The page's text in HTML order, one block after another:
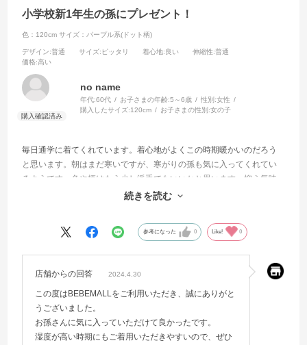
小学校新1年生の孫にプレゼント！
色：120cm サイズ：パープル系(ドット柄)
デザイン:普通 サイズ:ピッタリ 着心地:良い 伸縮性:普通
価格:高い
no name
年代:60代 お子さまの年齢:5～6歳 性別:女性
購入したサイズ:120cm お子さまの性別:女の子
毎日通学に着てくれています。着心地がよくこの時期暖かいのだろう
と思います。朝はまだ寒いですが、寒がりの孫も気に入ってくれてい
るようです。色や柄はもう少し派手でもいいかと思います。抑え気味
の色柄です。紫色に白ドットの柄です。生地はとてもいいようです。
続きを読む
参考になった 0 Like! 0
店舗からの回答 2024.4.30
この度はBEBEMALLをご利用いただき、誠にありがと
うございました。
お孫さんに気に入っていただけて良かったです。
湿度が高い時期にもご着用いただきやすいので、ぜひ